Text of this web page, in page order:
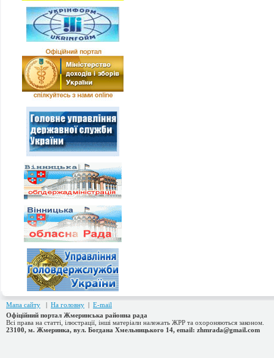
Мапа сайту | На головну | E-mail
Офіційний портал Жмеринська районна рада
Всі права на статті, ілюстрації, інші матеріали належать ЖРР та охороняються законом.
23100, м. Жмеринка, вул. Богдана Хмельницького 14, email: zhmrada@gmail.com